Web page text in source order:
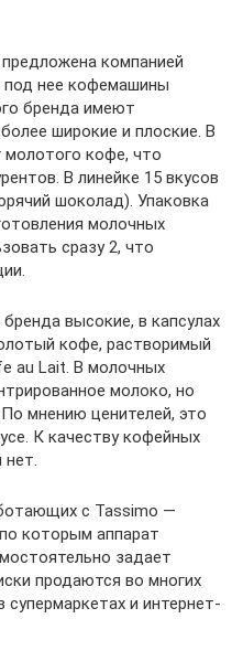
компанией
под нее кофемашины
бренда имеют
широкие и плоские. В
кофе, что
В линейке 15 вкусов
шоколад). Упаковка
молочных
сразу 2, что
высокие, в капсулах
кофе, растворимый
au Lait. В молочных
молоко, но
мнению ценителей, это
К качеству кофейных
нет.
с Tassimo —
которым аппарат
задает
продаются во многих
супермаркетах и интернет-